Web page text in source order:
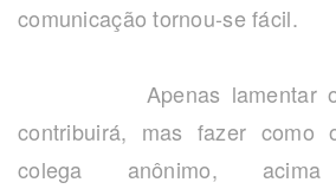
comunicação tornou-se fácil.
Apenas lamentar o
contribuirá, mas fazer
colega anônimo,